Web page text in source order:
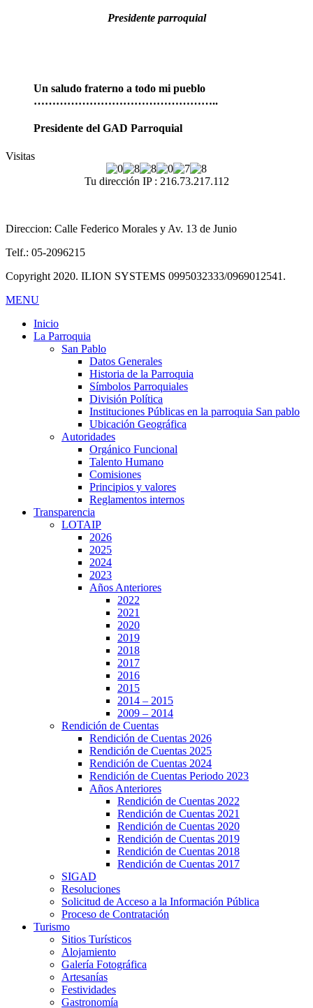
Presidente parroquial
Un saludo fraterno a todo mi pueblo
…………………………………………..
Presidente del GAD Parroquial
Visitas
Tu dirección IP : 216.73.217.112
Direccion: Calle Federico Morales y Av. 13 de Junio
Telf.: 05-2096215
Copyright 2020. ILION SYSTEMS 0995032333/0969012541.
MENU
Inicio
La Parroquia
San Pablo
Datos Generales
Historia de la Parroquia
Símbolos Parroquiales
División Política
Instituciones Públicas en la parroquia San pablo
Ubicación Geográfica
Autoridades
Orgánico Funcional
Talento Humano
Comisiones
Principios y valores
Reglamentos internos
Transparencia
LOTAIP
2026
2025
2024
2023
Años Anteriores
2022
2021
2020
2019
2018
2017
2016
2015
2014 – 2015
2009 – 2014
Rendición de Cuentas
Rendición de Cuentas 2026
Rendición de Cuentas 2025
Rendición de Cuentas 2024
Rendición de Cuentas Periodo 2023
Años Anteriores
Rendición de Cuentas 2022
Rendición de Cuentas 2021
Rendición de Cuentas 2020
Rendición de Cuentas 2019
Rendición de Cuentas 2018
Rendición de Cuentas 2017
SIGAD
Resoluciones
Solicitud de Acceso a la Información Pública
Proceso de Contratación
Turismo
Sitios Turísticos
Alojamiento
Galería Fotográfica
Artesanías
Festividades
Gastronomía